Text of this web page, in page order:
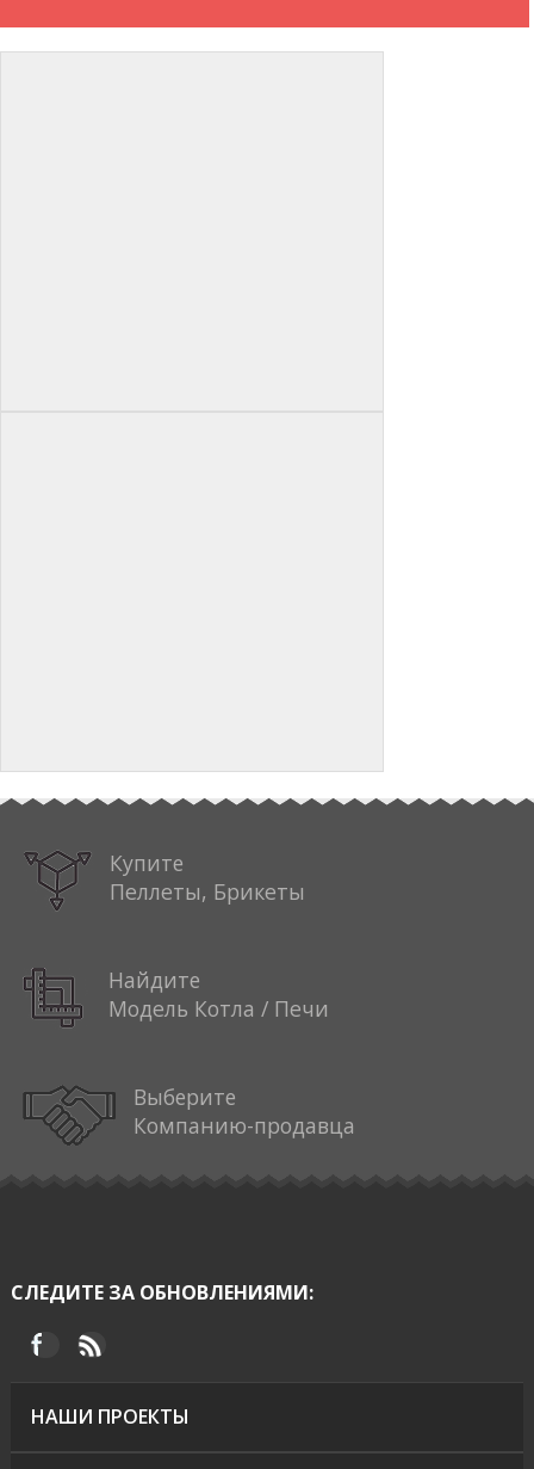
Купите
Пеллеты, Брикеты
Найдите
Модель Котла / Печи
Выберите
Компанию-продавца
СЛЕДИТЕ ЗА ОБНОВЛЕНИЯМИ:
НАШИ ПРОЕКТЫ